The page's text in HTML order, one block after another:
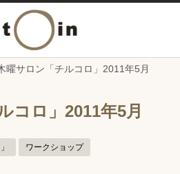
曜サロン「チルコロ」2011年5月
コロ」2011年5月
ワークショップ